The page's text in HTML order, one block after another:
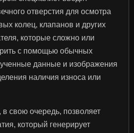
отверстия для осмотра
колец, клапанов и других
которые сложно или
с помощью обычных
данные и изображения
наличия износа или
свою очередь, позволяет
который генерирует